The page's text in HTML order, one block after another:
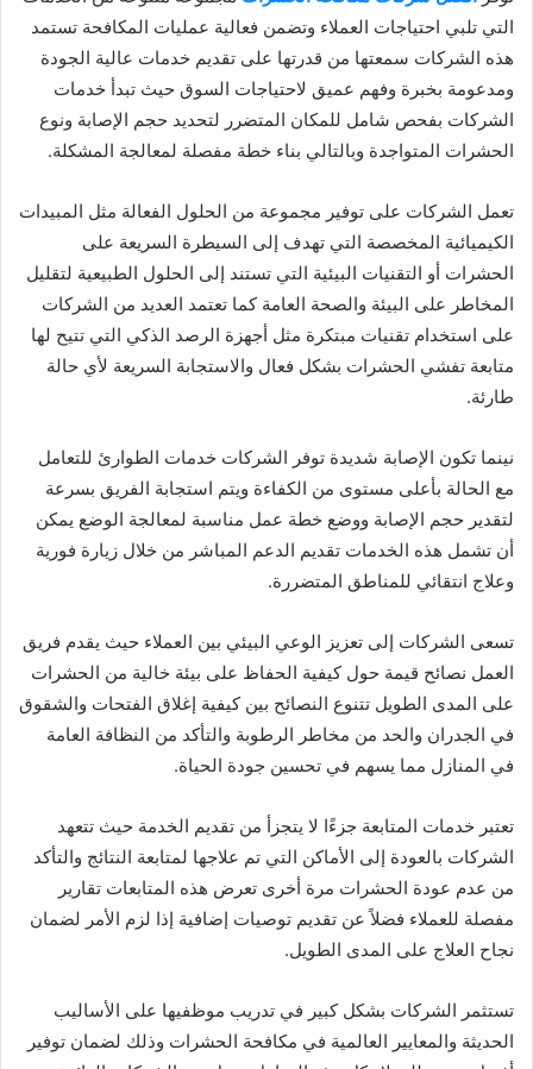
التي تلبي احتياجات العملاء وتضمن فعالية عمليات المكافحة تستمد
هذه الشركات سمعتها من قدرتها على تقديم خدمات عالية الجودة
ومدعومة بخبرة وفهم عميق لاحتياجات السوق حيث تبدأ خدمات
الشركات بفحص شامل للمكان المتضرر لتحديد حجم الإصابة ونوع
الحشرات المتواجدة وبالتالي بناء خطة مفصلة لمعالجة المشكلة.
تعمل الشركات على توفير مجموعة من الحلول الفعالة مثل المبيدات
الكيميائية المخصصة التي تهدف إلى السيطرة السريعة على
الحشرات أو التقنيات البيئية التي تستند إلى الحلول الطبيعية لتقليل
المخاطر على البيئة والصحة العامة كما تعتمد العديد من الشركات
على استخدام تقنيات مبتكرة مثل أجهزة الرصد الذكي التي تتيح لها
متابعة تفشي الحشرات بشكل فعال والاستجابة السريعة لأي حالة
طارئة.
نينما تكون الإصابة شديدة توفر الشركات خدمات الطوارئ للتعامل
مع الحالة بأعلى مستوى من الكفاءة ويتم استجابة الفريق بسرعة
لتقدير حجم الإصابة ووضع خطة عمل مناسبة لمعالجة الوضع يمكن
أن تشمل هذه الخدمات تقديم الدعم المباشر من خلال زيارة فورية
وعلاج انتقائي للمناطق المتضررة.
تسعى الشركات إلى تعزيز الوعي البيئي بين العملاء حيث يقدم فريق
العمل نصائح قيمة حول كيفية الحفاظ على بيئة خالية من الحشرات
على المدى الطويل تتنوع النصائح بين كيفية إغلاق الفتحات والشقوق
في الجدران والحد من مخاطر الرطوبة والتأكد من النظافة العامة
في المنازل مما يسهم في تحسين جودة الحياة.
تعتبر خدمات المتابعة جزءًا لا يتجزأ من تقديم الخدمة حيث تتعهد
الشركات بالعودة إلى الأماكن التي تم علاجها لمتابعة النتائج والتأكد
من عدم عودة الحشرات مرة أخرى تعرض هذه المتابعات تقارير
مفصلة للعملاء فضلاً عن تقديم توصيات إضافية إذا لزم الأمر لضمان
نجاح العلاج على المدى الطويل.
تستثمر الشركات بشكل كبير في تدريب موظفيها على الأساليب
الحديثة والمعايير العالمية في مكافحة الحشرات وذلك لضمان توفير